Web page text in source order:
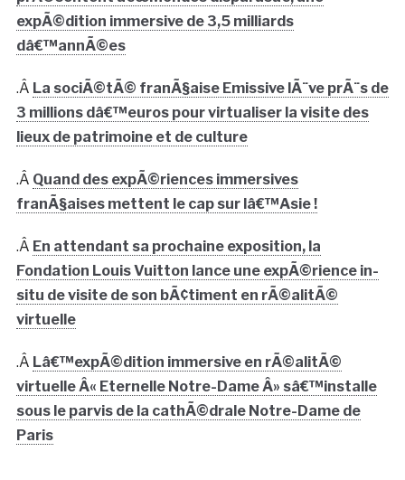
expÃ©dition immersive de 3,5 milliards
dâ€™annÃ©es
.Â La sociÃ©tÃ© franÃ§aise Emissive lÃ¨ve prÃ¨s de
3 millions dâ€™euros pour virtualiser la visite des
lieux de patrimoine et de culture
.Â Quand des expÃ©riences immersives
franÃ§aises mettent le cap sur lâ€™Asie !
.Â En attendant sa prochaine exposition, la
Fondation Louis Vuitton lance une expÃ©rience in-
situ de visite de son bÃ¢timent en rÃ©alitÃ©
virtuelle
.Â Lâ€™expÃ©dition immersive en rÃ©alitÃ©
virtuelle Â« Eternelle Notre-Dame Â» sâ€™installe
sous le parvis de la cathÃ©drale Notre-Dame de
Paris